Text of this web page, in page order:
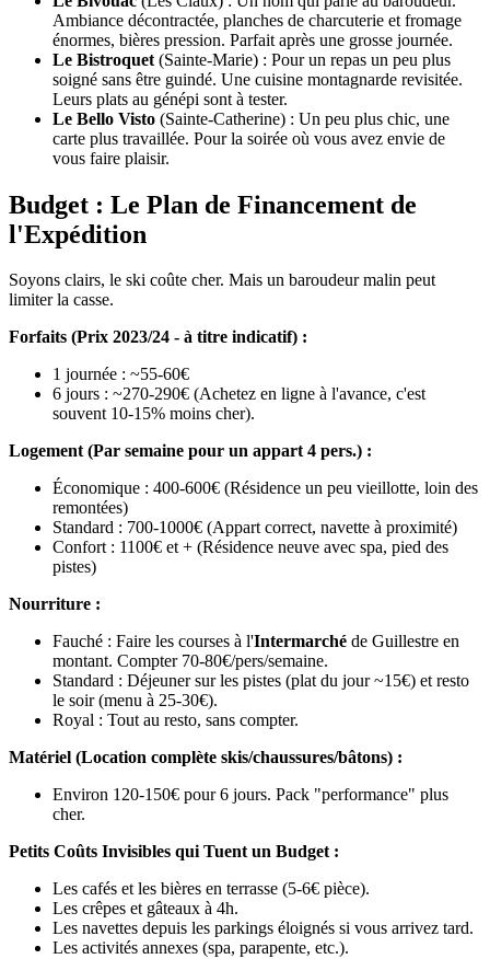
Ambiance décontractée, planches de charcuterie et fromage
énormes, bières pression. Parfait après une grosse journée.
Le Bistroquet (Sainte-Marie) : Pour un repas un peu plus
soigné sans être guindé. Une cuisine montagnarde revisitée.
Leurs plats au génépi sont à tester.
Le Bello Visto (Sainte-Catherine) : Un peu plus chic, une
carte plus travaillée. Pour la soirée où vous avez envie de
vous faire plaisir.
Budget : Le Plan de Financement de
l'Expédition
Soyons clairs, le ski coûte cher. Mais un baroudeur malin peut
limiter la casse.
Forfaits (Prix 2023/24 - à titre indicatif) :
1 journée : ~55-60€
6 jours : ~270-290€ (Achetez en ligne à l'avance, c'est
souvent 10-15% moins cher).
Logement (Par semaine pour un appart 4 pers.) :
Économique : 400-600€ (Résidence un peu vieillotte, loin des
remontées)
Standard : 700-1000€ (Appart correct, navette à proximité)
Confort : 1100€ et + (Résidence neuve avec spa, pied des
pistes)
Nourriture :
Fauché : Faire les courses à l'Intermarché de Guillestre en
montant. Compter 70-80€/pers/semaine.
Standard : Déjeuner sur les pistes (plat du jour ~15€) et resto
le soir (menu à 25-30€).
Royal : Tout au resto, sans compter.
Matériel (Location complète skis/chaussures/bâtons) :
Environ 120-150€ pour 6 jours. Pack "performance" plus
cher.
Petits Coûts Invisibles qui Tuent un Budget :
Les cafés et les bières en terrasse (5-6€ pièce).
Les crêpes et gâteaux à 4h.
Les navettes depuis les parkings éloignés si vous arrivez tard.
Les activités annexes (spa, parapente, etc.).